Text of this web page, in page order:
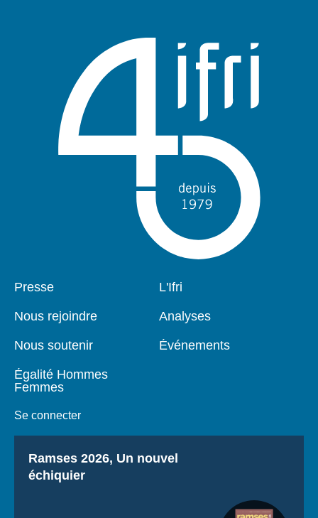
Pied
Presse
Nous rejoindre
Nous soutenir
Égalité Hommes
Femmes
Se connecter
Navigation
L'Ifri
Analyses
Événements
Titre
Ramses 2026, Un nouvel
échiquier